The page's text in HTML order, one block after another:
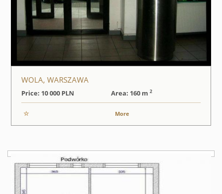
WOLA, WARSZAWA
Price: 10 000 PLN Area: 160 m 2
More